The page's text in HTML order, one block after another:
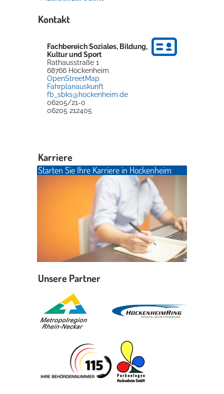
Kontakt
Fachbereich Soziales, Bildung,
Kultur und Sport
Rathausstraße 1
68766 Hockenheim
OpenStreetMap
Fahrplanauskunft
fb_sbks@hockenheim.de
06205/21-0
06205 212405
Karriere
Starten Sie Ihre Karriere in Hockenheim
Unsere Partner